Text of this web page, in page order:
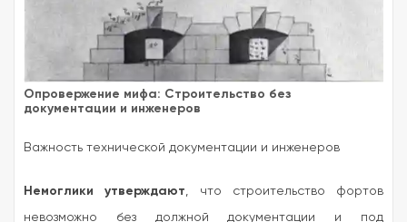
Опровержение мифа: Строительство без
документации и инженеров
Важность технической документации и инженеров
Немоглики утверждают , что строительство фортов
невозможно без должной документации и под